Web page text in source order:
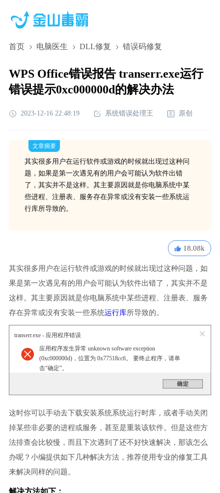
首页 电脑医生 DLL修复 错误码修复
WPS Office错误报告 transerr.exe运行
错误提示0xc000000d的解决办法
2023-12-16 22:48:19 系统错误处理王 原创
文章摘要
其实很多用户在运行软件或游戏的时候就出现过这种问
题，如果是第一次遇见有的用户会可能认为软件出错
了，其实并不是这样。其主要原因就是你电脑系统中某
些进程、注册表、服务存在异常或没有安装一些系统运
行库所导致的。
18.08k
其实很多用户在运行软件或游戏的时候就出现过这种问题，如
果是第一次遇见有的用户会可能认为软件出错了，其实并不是
这样。其主要原因就是你电脑系统中某些进程、注册表、服务
存在异常或没有安装一些系统运行库所导致的。
transerr.exe - 应用程序错误
应用程序发生异常 unknown software exception
(0xc000000d)，位置为 0x77518cc6。 要终止程序，请单
击“确定”。
这时你可以手动去下载安装系统系统运行时库，或者手动关闭
掉某些非必要的进程或服务，甚至是重装该软件。但是这些方
法排查会比较慢，而且下次遇到了还不好快速解决，那该怎么
办呢？小编提供如下几种解决方法，推荐使用专业的修复工具
来解决同样的问题。
解决方法如下：